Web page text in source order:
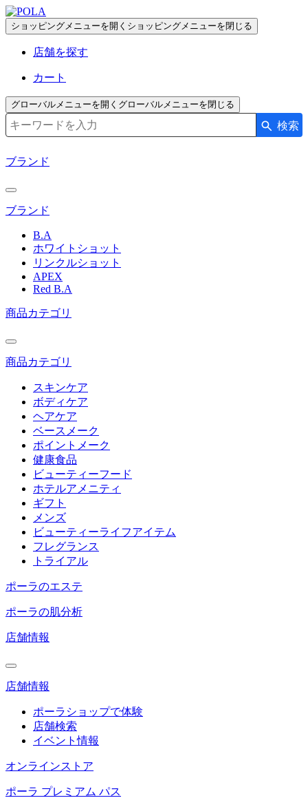
ペ
ー
で
す
コ
テ
エ
ア
へ
ショッピングメニューを開く ショッピングメニューを閉じる
店舗を探す
カート
グローバルメニューを開く グローバルメニューを閉じる
検索キーワード入力 検索
ブランド
ブランド
B.A
ホワイトショット
リンクルショット
APEX
Red B.A
商品カテゴリ
商品カテゴリ
スキンケア
ボディケア
ヘアケア
ベースメーク
ポイントメーク
健康食品
ビューティーフード
ホテルアメニティ
ギフト
メンズ
ビューティーライフアイテム
フレグランス
トライアル
ポーラのエステ
ポーラの肌分析
店舗情報
店舗情報
ポーラショップで体験
店舗検索
イベント情報
オンラインストア
ポーラ プレミアム パス